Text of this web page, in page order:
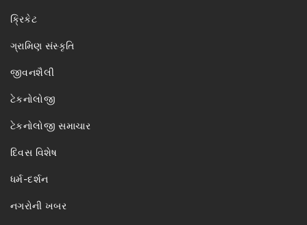
ક્રિકેટ
ગ્રામિણ સંસ્કૃતિ
જીવનશૈલી
ટેકનોલોજી
ટેકનોલોજી સમાચાર
દિવસ વિશેષ
ધર્મ-દર્શન
નગરોની ખબર